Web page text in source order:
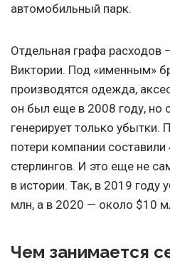
автомобильный парк.
Отдельная графа
Виктории. Под «именным»
производятся одежда,
он был еще в 2008 году, но
генерирует только убытки.
потери компании
стерлингов. И это еще не
в истории. Так, в 2019 году
млн, а в 2020 — около $10
Чем занимается